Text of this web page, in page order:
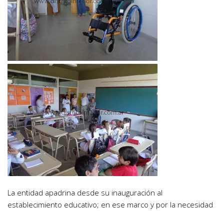
La entidad apadrina desde su inauguración al
establecimiento educativo; en ese marco y por la necesidad